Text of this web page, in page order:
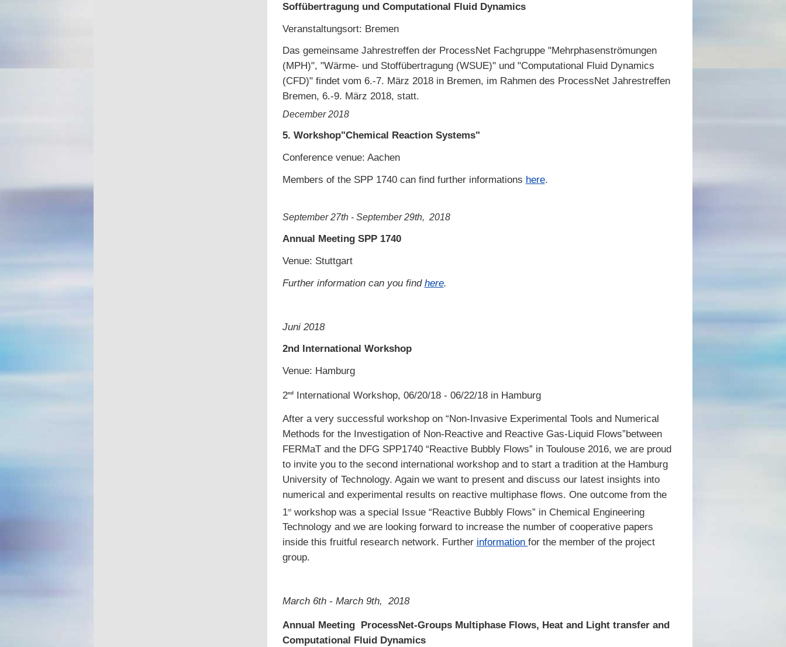
Soffübertragung und Computational Fluid Dynamics
Veranstaltungsort: Bremen
Das gemeinsame Jahrestreffen der ProcessNet Fachgruppe "Mehrphasenströmungen
(MPH)", "Wärme- und Stoffübertragung (WSUE)" und "Computational Fluid Dynamics
(CFD)" findet vom 6.-7. März 2018 in Bremen, im Rahmen des ProcessNet Jahrestreffen
Bremen, 6.-9. März 2018, statt.
December 2018
5. Workshop"Chemical Reaction Systems"
Conference venue: Aachen
Members of the SPP 1740 can find further informations here.
September 27th - September 29th, 2018
Annual Meeting SPP 1740
Venue: Stuttgart
Further information can you find here.
Juni 2018
2nd International Workshop
Venue: Hamburg
2ndInternational Workshop, 06/20/18 - 06/22/18 in Hamburg
After a very successful workshop on “Non-Invasive Experimental Tools and Numerical
Methods for the Investigation of Non-Reactive and Reactive Gas-Liquid Flows”between
FERMaT and the DFG SPP1740 “Reactive Bubbly Flows” in Toulouse 2016, we are proud
to invite you to the second international workshop and to start a tradition at the Hamburg
University of Technology. Again we want to present and discuss our latest insights into
numerical and experimental results on reactive multiphase flows. One outcome from the
1stworkshop was a special Issue “Reactive Bubbly Flows” in Chemical Engineering
Technology and we are looking forward to increase the number of cooperative papers
inside this fruitful research network. Further information for the member of the project
group.
March 6th - March 9th, 2018
Annual Meeting ProcessNet-Groups Multiphase Flows, Heat and Light transfer and
Computational Fluid Dynamics